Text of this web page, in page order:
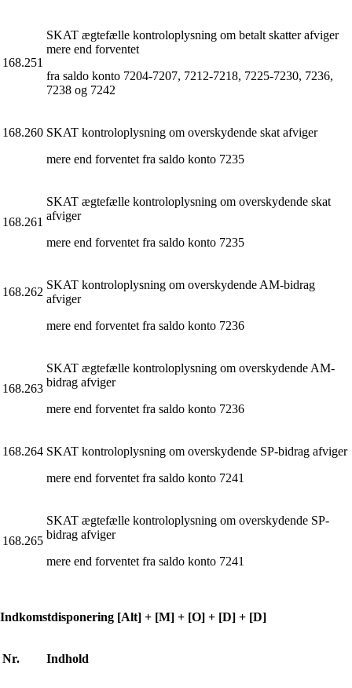
168.251
SKAT ægtefælle kontroloplysning om betalt skatter afviger
mere end forventet
fra saldo konto 7204-7207, 7212-7218, 7225-7230, 7236,
7238 og 7242
168.260 SKAT kontroloplysning om overskydende skat afviger
mere end forventet fra saldo konto 7235
168.261
SKAT ægtefælle kontroloplysning om overskydende skat
afviger
mere end forventet fra saldo konto 7235
168.262
SKAT kontroloplysning om overskydende AM-bidrag
afviger
mere end forventet fra saldo konto 7236
168.263
SKAT ægtefælle kontroloplysning om overskydende AM-
bidrag afviger
mere end forventet fra saldo konto 7236
168.264 SKAT kontroloplysning om overskydende SP-bidrag afviger
mere end forventet fra saldo konto 7241
168.265
SKAT ægtefælle kontroloplysning om overskydende SP-
bidrag afviger
mere end forventet fra saldo konto 7241
Indkomstdisponering [Alt] + [M] + [O] + [D] + [D]
Nr. Indhold